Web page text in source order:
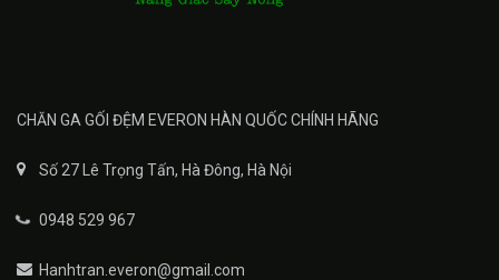
CHĂN GA GỐI ĐỆM EVERON HÀN QUỐC CHÍNH HÃNG
Số 27 Lê Trọng Tấn, Hà Đông, Hà Nội
0948 529 967
Hanhtran.everon@gmail.com